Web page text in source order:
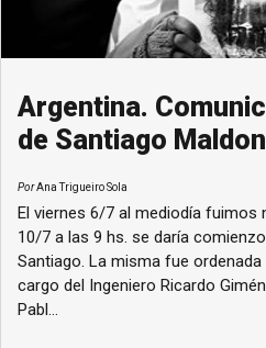
Argentina.
de Santiago
PorAna Trigueiro Sola
El viernes 6/7 al mediodía fuimos
10/7 a las 9 hs. se daría
Santiago. La misma fue
cargo del Ingeniero Ricardo
Pabl...